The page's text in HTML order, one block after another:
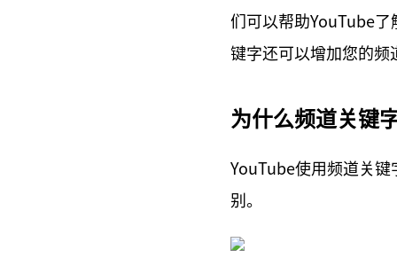
们可以帮助YouTube
键字还可以增加您的频
为什么频道关键
YouTube使用频道关键
别。